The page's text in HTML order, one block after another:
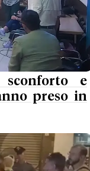
sconforto e
preso in